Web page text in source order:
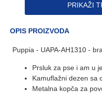
PRIKAŽI
OPIS PROIZVODA
Puppia - UAPA-AH1310 -
Prsluk za pse i am u
Kamuflažni dezen sa
Metalna kopča za